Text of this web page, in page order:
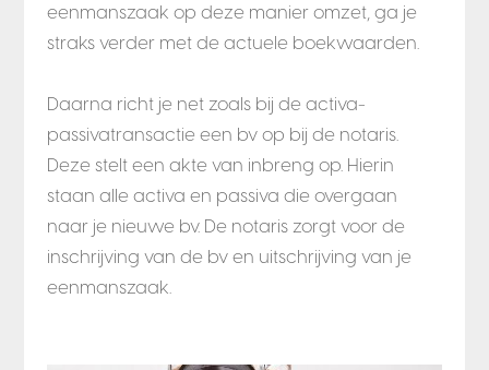
eenmanszaak op deze manier omzet, ga je
straks verder met de actuele boekwaarden.
Daarna richt je net zoals bij de activa-
passivatransactie een bv op bij de notaris.
Deze stelt een akte van inbreng op. Hierin
staan alle activa en passiva die overgaan
naar je nieuwe bv. De notaris zorgt voor de
inschrijving van de bv en uitschrijving van je
eenmanszaak.